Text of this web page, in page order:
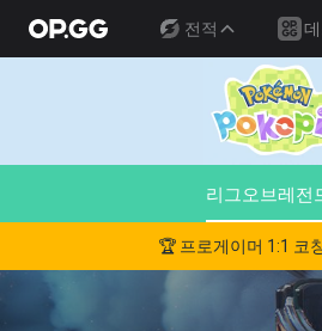
전적
리그오브레전
🏆 프로게이머 1:1 코